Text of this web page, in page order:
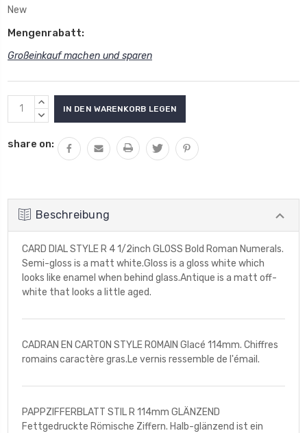
New
Mengenrabatt:
Großeinkauf machen und sparen
Aktueller
Lagerbestand:
MENGE
VON
ERHÖHEN
MENGE
UNDEFINED
VERRINGERN
share on:
Beschreibung
CARD DIAL STYLE R 4 1/2inch GLOSS Bold Roman Numerals.
Semi-gloss is a matt white.Gloss is a gloss white which
looks like enamel when behind glass.Antique is a matt off-
white that looks a little aged.
CADRAN EN CARTON STYLE ROMAIN Glacé 114mm. Chiffres
romains caractère gras.Le vernis ressemble de l'émail.
PAPPZIFFERBLATT STIL R 114mm GLÄNZEND
Fettgedruckte Römische Ziffern. Halb-glänzend ist ein